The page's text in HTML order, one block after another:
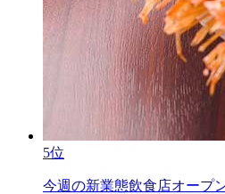
5位
今週の新業態飲食店オープ